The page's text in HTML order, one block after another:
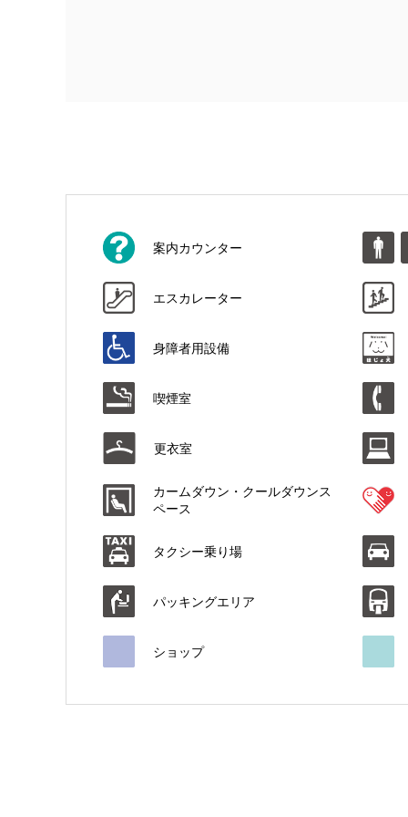
案内カウンター
エスカレーター
身障者用設備
喫煙室
更衣室
カームダウン・クールダウンス
ペース
タクシー乗り場
パッキングエリア
ショップ